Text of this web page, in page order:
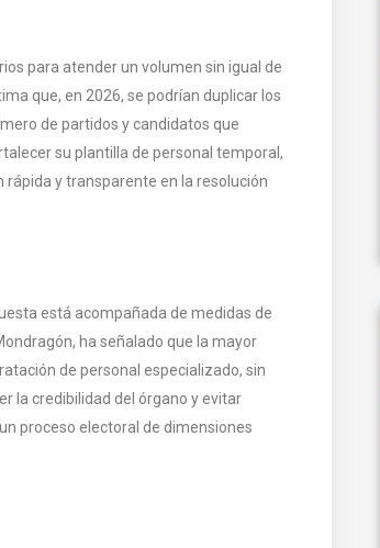
para atender un volumen sin igual de
que, en 2026, se podrían duplicar los
de partidos y candidatos que
su plantilla de personal temporal,
y transparente en la resolución
está acompañada de medidas de
ha señalado que la mayor
de personal especializado, sin
la credibilidad del órgano y evitar
proceso electoral de dimensiones